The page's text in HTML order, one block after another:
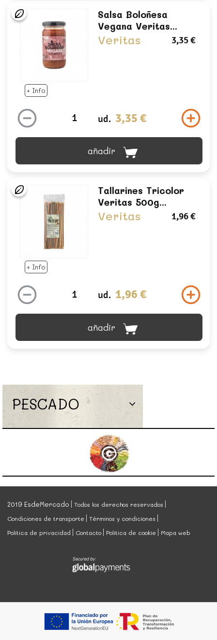
+ Info
Salsa Boloñesa
Vegana Veritas...
Veritas 3,35 €
ud. 3,35 €
añadir
+ Info
Tallarines Tricolor
Veritas 500g...
Veritas 1,96 €
ud. 1,96 €
añadir
PESCADO
2019 EsdeMercado
Todos los derechos reservados
Condiciones de transporte
Términos y condiciones
Política de privacidad
Contacto Política de cookie Mapa web